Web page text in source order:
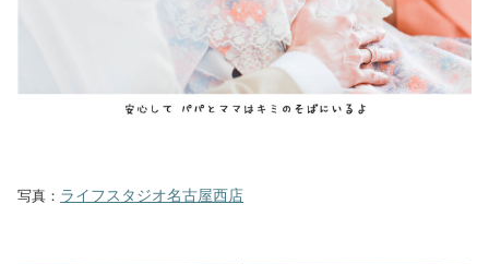
写真： ライフスタジオ名古屋西店